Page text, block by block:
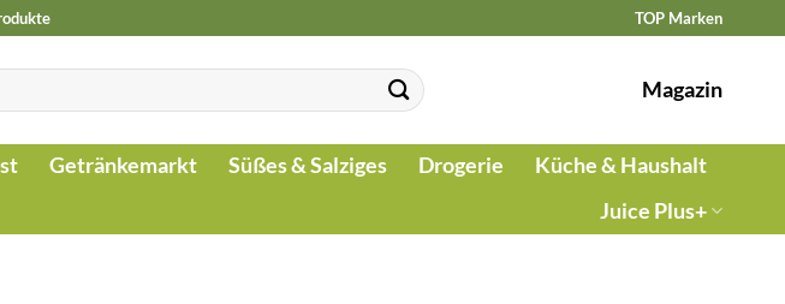
TOP Marken
Magazin
Getränkemarkt Süßes & Salziges Drogerie
Küche & Haushalt
Juice Plus+